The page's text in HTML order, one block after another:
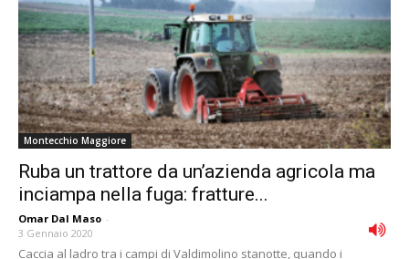
Montecchio Maggiore
Ruba un trattore da un’azienda agricola ma
inciampa nella fuga: fratture...
Omar Dal Maso -
3 Gennaio 2020
Caccia al ladro tra i campi di Valdimolino stanotte, quando i